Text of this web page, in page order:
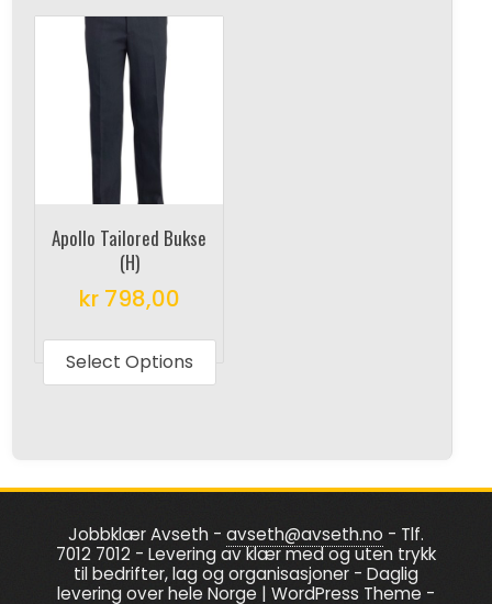
multiple
Apollo Tailored Bukse
(H)
kr798,00
Select Options
has
may
be
chosen
Jobbklær Avseth - avseth@avseth.no - Tlf.
7012 7012 - Levering av klær med og uten trykk
til bedrifter, lag og organisasjoner - Daglig
levering over hele Norge | WordPress Theme -